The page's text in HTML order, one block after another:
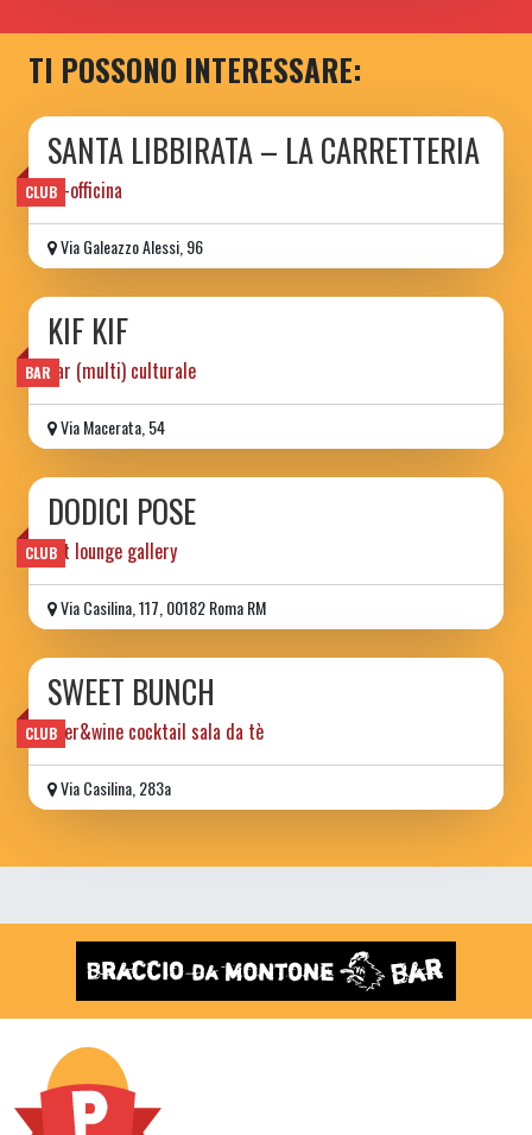
TI POSSONO INTERESSARE:
CLUB
SANTA LIBBIRATA – LA CARRETTERIA
ex-officina
Via Galeazzo Alessi, 96
BAR
KIF KIF
bar (multi) culturale
Via Macerata, 54
CLUB
DODICI POSE
art lounge gallery
Via Casilina, 117, 00182 Roma RM
CLUB
SWEET BUNCH
beer&wine cocktail sala da tè
Via Casilina, 283a